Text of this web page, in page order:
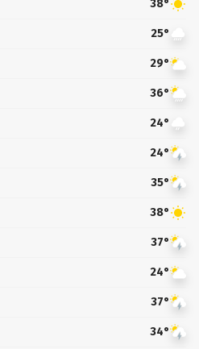
38°
25°
29°
36°
24°
24°
35°
38°
37°
24°
37°
34°